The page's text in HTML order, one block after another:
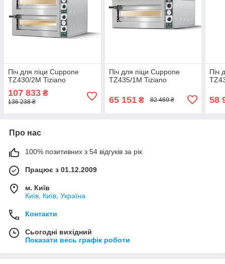
Піч для піци Cuppone
TZ430/2M Tiziano
107 833 ₴
136 238 ₴
Піч для піци Cuppone
TZ435/1M Tiziano
65 151₴ 82 469 ₴
Піч
58
Про нас
100% позитивних з 54 відгуків за рік
Працює з 01.12.2009
м. Київ
Київ, Київ, Україна
Контакти
Сьогодні вихідний
Показати весь графік роботи